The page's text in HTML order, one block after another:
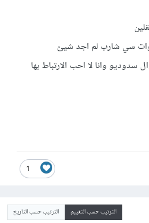
سي شارب لم اجد شيئ
سدوديو وانا لا احب الارتباط بها
1
الترتيب حسب التقييم الترتيب حسب التاريخ